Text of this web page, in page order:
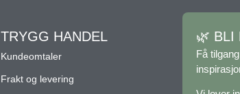
TRYGG HANDEL
Kundeomtaler
Frakt og levering
🌿 BLI
Få